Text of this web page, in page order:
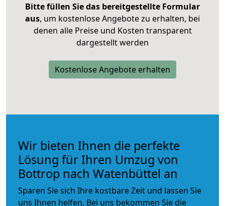
Bitte füllen Sie das bereitgestellte Formular
aus, um kostenlose Angebote zu erhalten, bei
denen alle Preise und Kosten transparent
dargestellt werden
Kostenlose Angebote erhalten
Wir bieten Ihnen die perfekte
Lösung für Ihren Umzug von
Bottrop nach Watenbüttel an
Sparen Sie sich Ihre kostbare Zeit und lassen Sie
uns Ihnen helfen. Bei uns bekommen Sie die